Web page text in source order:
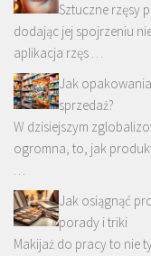
Sztuczne rzęsy
dodając jej spojrzeniu
aplikacja rzęs …
Jak
sprzedaż?
W dzisiejszym
ogromna, to, jak
…
Jak osiągnąć
porady i triki
Makijaż do pracy to nie